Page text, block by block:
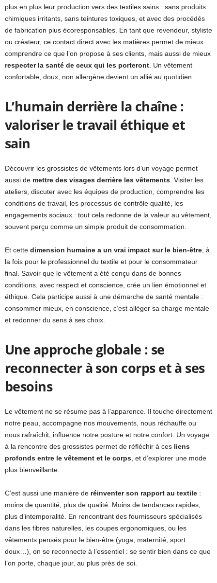
plus en plus leur production vers des textiles sains : sans produits
chimiques irritants, sans teintures toxiques, et avec des procédés
de fabrication plus écoresponsables. En tant que revendeur, styliste
ou créateur, ce contact direct avec les matières permet de mieux
comprendre ce que l’on propose à ses clients, mais aussi de mieux
respecter la santé de ceux qui les porteront. Un vêtement
confortable, doux, non allergène devient un allié au quotidien.
L’humain derrière la chaîne :
valoriser le travail éthique et
sain
Découvrir les grossistes de vêtements lors d’un voyage permet
aussi de mettre des visages derrière les vêtements. Visiter les
ateliers, discuter avec les équipes de production, comprendre les
conditions de travail, les processus de contrôle qualité, les
engagements sociaux : tout cela redonne de la valeur au vêtement,
souvent perçu comme un simple produit de consommation.
Et cette dimension humaine a un vrai impact sur le bien-être, à
la fois pour le professionnel du textile et pour le consommateur
final. Savoir que le vêtement a été conçu dans de bonnes
conditions, avec respect et conscience, crée un lien émotionnel et
éthique. Cela participe aussi à une démarche de santé mentale :
consommer mieux, en conscience, c’est alléger sa charge mentale
et redonner du sens à ses choix.
Une approche globale : se
reconnecter à son corps et à ses
besoins
Le vêtement ne se résume pas à l’apparence. Il touche directement
notre peau, accompagne nos mouvements, nous réchauffe ou
nous rafraîchit, influence notre posture et notre confort. Un voyage
à la rencontre des grossistes permet de réfléchir à ces liens
profonds entre le vêtement et le corps, et d’explorer une mode
plus bienveillante.
C’est aussi une manière de réinventer son rapport au textile :
moins de quantité, plus de qualité. Moins de tendances rapides,
plus d’intemporalité. En rencontrant des fournisseurs spécialisés
dans les fibres naturelles, les coupes ergonomiques, ou les
vêtements pensés pour le bien-être (yoga, maternité, sport
doux…), on se reconnecte à l’essentiel : se sentir bien dans ce que
l’on porte, chaque jour, au plus près de soi.